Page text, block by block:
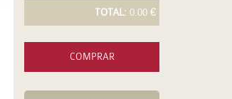
TOTAL: 0.00 €
COMPRAR